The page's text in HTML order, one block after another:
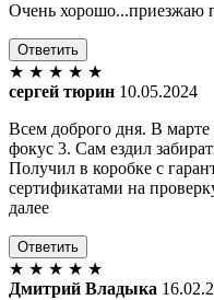
Очень хорошо...приезжаю
Ответить
★ ★ ★ ★ ★
сергей тюрин 10.05.2024
Всем доброго дня. В
фокус 3. Сам ездил
Получил в коробке с
сертификатами на
далее
Ответить
★ ★ ★ ★ ★
Дмитрий Владыка